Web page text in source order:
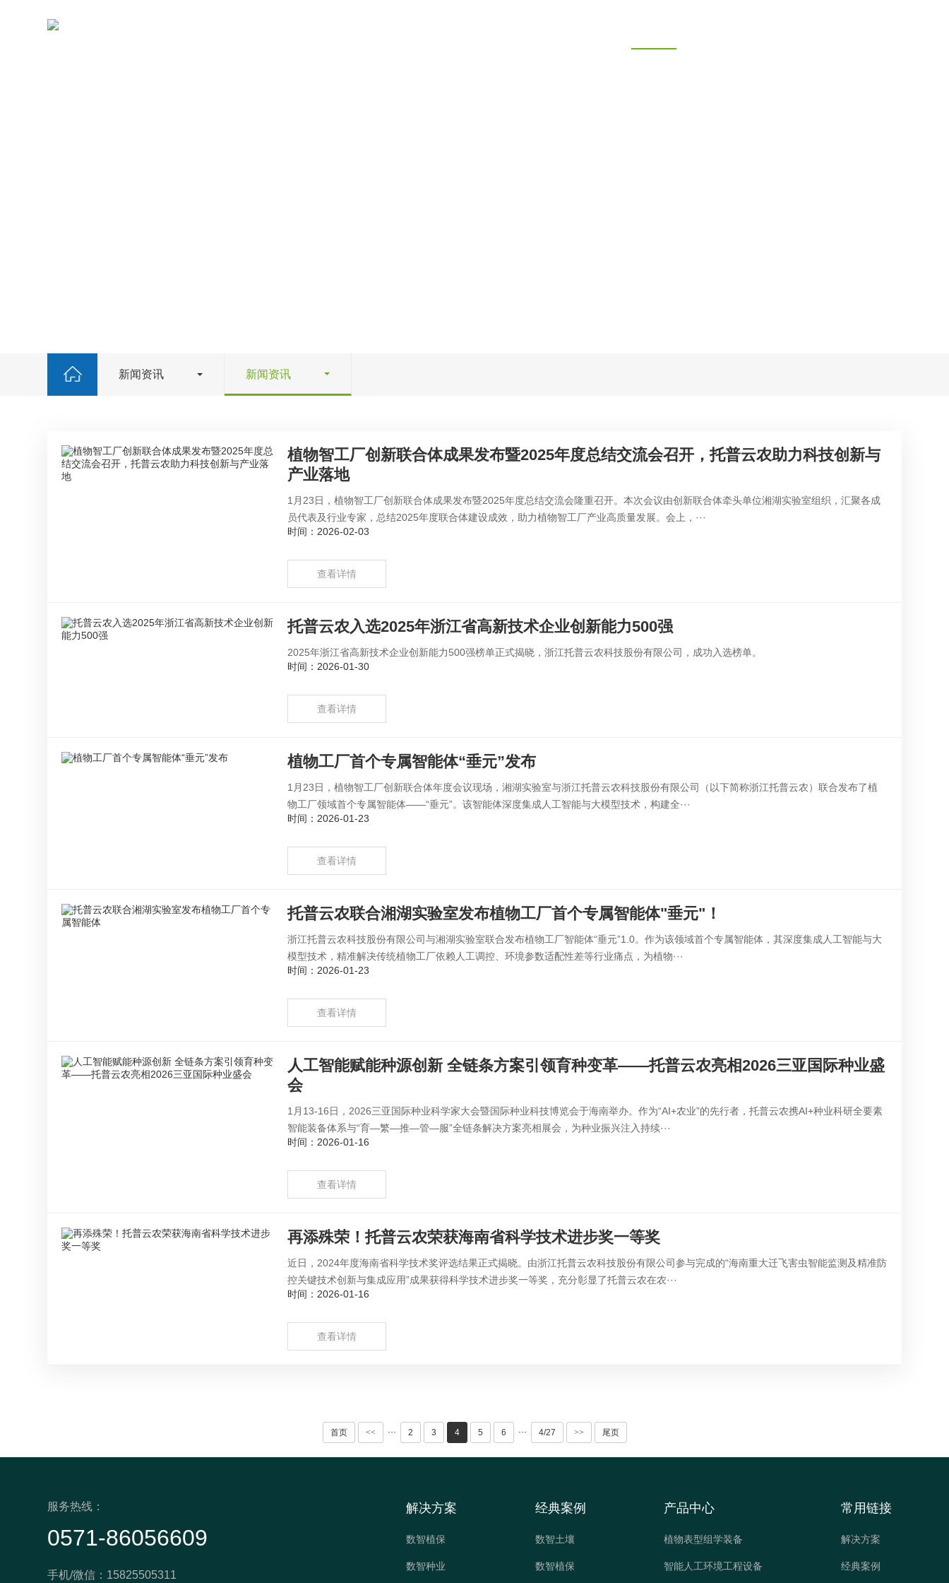
新闻资讯 新闻资讯
植物智工厂创新联合体成果发布暨2025年度总结交流会召开，托普云农助力科技创新与
产业落地
1月23日，植物智工厂创新联合体成果发布暨2025年度总结交流会隆重召开。本次会议由创新联合体牵头单位湘湖实验室组织，汇聚各成
员代表及行业专家，总结2025年度联合体建设成效，助力植物智工厂产业高质量发展。会上，···
时间：2026-02-03
查看详情
托普云农入选2025年浙江省高新技术企业创新能力500强
2025年浙江省高新技术企业创新能力500强榜单正式揭晓，浙江托普云农科技股份有限公司，成功入选榜单。
时间：2026-01-30
查看详情
植物工厂首个专属智能体“垂元”发布
1月23日，植物智工厂创新联合体年度会议现场，湘湖实验室与浙江托普云农科技股份有限公司（以下简称浙江托普云农）联合发布了植
物工厂领域首个专属智能体——“垂元”。该智能体深度集成人工智能与大模型技术，构建全···
时间：2026-01-23
查看详情
托普云农联合湘湖实验室发布植物工厂首个专属智能体"垂元"！
浙江托普云农科技股份有限公司与湘湖实验室联合发布植物工厂智能体“垂元”1.0。作为该领域首个专属智能体，其深度集成人工智能与大
模型技术，精准解决传统植物工厂依赖人工调控、环境参数适配性差等行业痛点，为植物···
时间：2026-01-23
查看详情
人工智能赋能种源创新 全链条方案引领育种变革——托普云农亮相2026三亚国际种业盛
会
1月13-16日，2026三亚国际种业科学家大会暨国际种业科技博览会于海南举办。作为“AI+农业”的先行者，托普云农携AI+种业科研全要素
智能装备体系与“育—繁—推—管—服”全链条解决方案亮相展会，为种业振兴注入持续···
时间：2026-01-16
查看详情
再添殊荣！托普云农荣获海南省科学技术进步奖一等奖
近日，2024年度海南省科学技术奖评选结果正式揭晓。由浙江托普云农科技股份有限公司参与完成的“海南重大迁飞害虫智能监测及精准防
控关键技术创新与集成应用”成果获得科学技术进步奖一等奖，充分彰显了托普云农在农···
时间：2026-01-16
查看详情
首页 << ··· 2 3 4 5 6 ··· 4/27 >> 尾页
服务热线：
0571-86056609
手机/微信：15825505311
解决方案
数智植保
数智种业
经典案例
数智土壤
数智植保
产品中心
植物表型组学装备
智能人工环境工程设备
常用链接
解决方案
经典案例